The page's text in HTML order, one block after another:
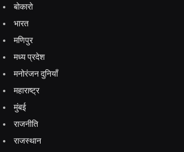
बोकारो
भारत
मणिपुर
मध्य प्रदेश
मनोरंजन दुनियाँ
महाराष्ट्र
मुंबई
राजनीति
राजस्थान